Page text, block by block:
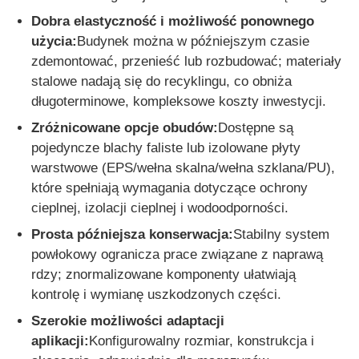
Dobra elastyczność i możliwość ponownego
użycia:Budynek można w późniejszym czasie
zdemontować, przenieść lub rozbudować; materiały
stalowe nadają się do recyklingu, co obniża
długoterminowe, kompleksowe koszty inwestycji.
Zróżnicowane opcje obudów:Dostępne są
pojedyncze blachy faliste lub izolowane płyty
warstwowe (EPS/wełna skalna/wełna szklana/PU),
które spełniają wymagania dotyczące ochrony
cieplnej, izolacji cieplnej i wodoodporności.
Prosta późniejsza konserwacja:Stabilny system
powłokowy ogranicza prace związane z naprawą
rdzy; znormalizowane komponenty ułatwiają
kontrolę i wymianę uszkodzonych części.
Szerokie możliwości adaptacji
aplikacji:Konfigurowalny rozmiar, konstrukcja i